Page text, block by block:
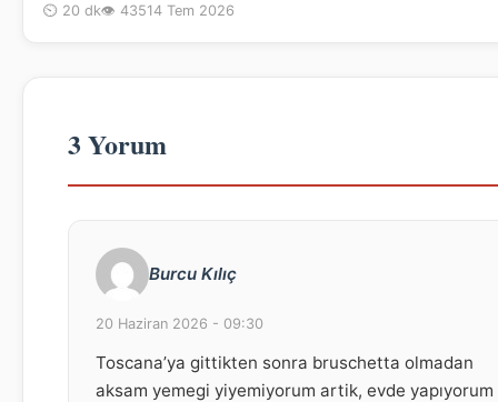
⏲ 20 dk👁 43514 Tem 2026
3 Yorum
Burcu Kılıç
20 Haziran 2026 - 09:30
Toscana’ya gittikten sonra bruschetta olmadan
aksam yemegi yiyemiyorum artik, evde yapıyorum